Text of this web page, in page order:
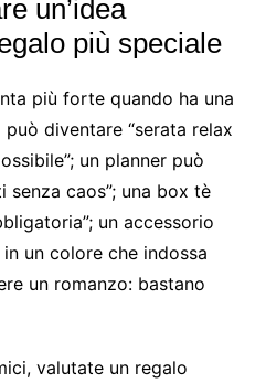
un’idea
più speciale
più forte quando ha una
diventare “serata relax
un planner può
caos”; una box tè
un accessorio
un colore che indossa
un romanzo: bastano
valutate un regalo